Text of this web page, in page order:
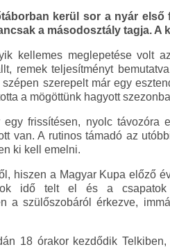
kerül sor a nyár
a másodosztály tagja. A
kellemes meglepetése volt
remek teljesítményt
szerepelt már egy
a mögöttünk hagyott
frissítésen, nyolc távozóra
van. A rutinos támadó az
ki kell emelni.
hiszen a Magyar Kupa előző
idő telt el és a csapatok
a szülőszobáról érkezve,
18 órakor kezdődik